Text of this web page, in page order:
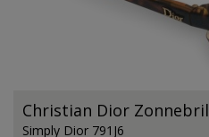
Christian Dior Zonnebril
Simply Dior 791J6